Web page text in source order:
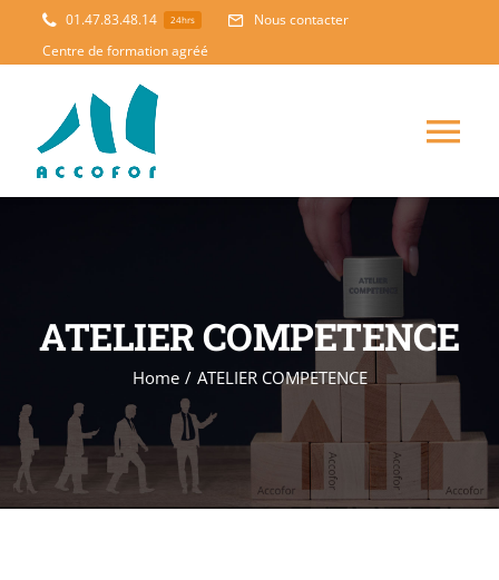
01.47.83.48.14 24hrs
Nous contacter
Centre de formation agréé
PEDAGOGIE
ACCOFOR
ATELIER COMPETENCE
Home / ATELIER COMPETENCE